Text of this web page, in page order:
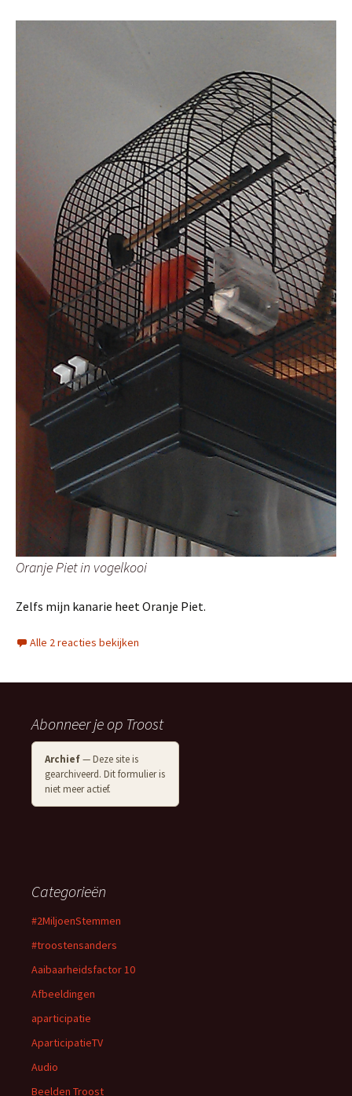
Oranje Piet in vogelkooi
Zelfs mijn kanarie heet Oranje Piet.
Alle 2 reacties bekijken
Abonneer je op Troost
Archief— Deze site is
gearchiveerd. Dit formulier is
niet meer actief.
Categorieën
#2MiljoenStemmen
#troostensanders
Aaibaarheidsfactor 10
Afbeeldingen
aparticipatie
AparticipatieTV
Audio
Beelden Troost